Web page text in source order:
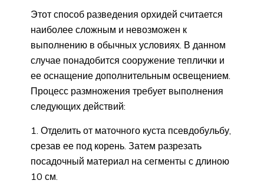
Этот способ разведения орхидей считается
наиболее сложным и невозможен к
выполнению в обычных условиях. В данном
случае понадобится сооружение теплички и
ее оснащение дополнительным освещением.
Процесс размножения требует выполнения
следующих действий:
Отделить от маточного куста псевдобульбу,
срезав ее под корень. Затем разрезать
посадочный материал на сегменты с длиною
10 см.